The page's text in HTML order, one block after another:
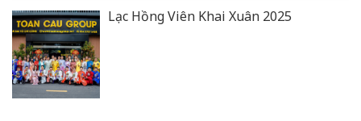
Lạc Hồng Viên Khai Xuân 2025